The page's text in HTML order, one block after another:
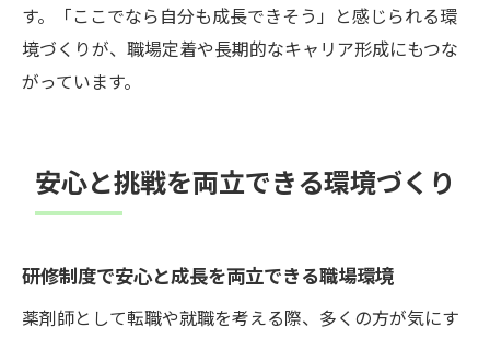
す。「ここでなら自分も成長できそう」と感じられる環
境づくりが、職場定着や長期的なキャリア形成にもつな
がっています。
安心と挑戦を両立できる環境づくり
研修制度で安心と成長を両立できる職場環境
薬剤師として転職や就職を考える際、多くの方が気にす